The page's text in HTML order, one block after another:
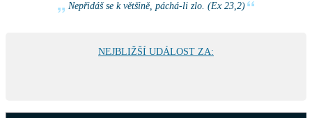
Nepřidáš se k většině, páchá-li zlo. (Ex 23,2)
NEJBLIŽŠÍ UDÁLOST ZA: